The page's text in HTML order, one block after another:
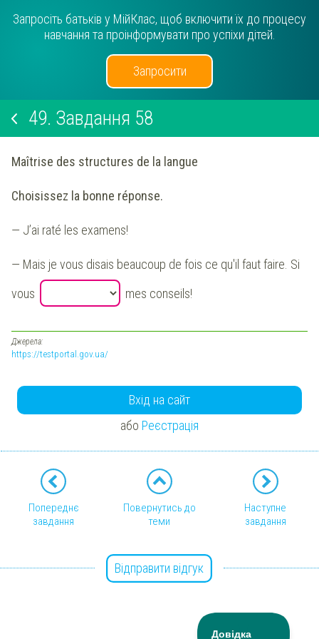
Запросіть батьків у МійКлас, щоб включити їх до процесу
навчання та проінформувати про успіхи дітей.
Запросити
49. Завдання 58
Maîtrise des structures de la langue
Choisissez la bonne réponse.
— J’ai raté les examens!
— Mais je vous disais beaucoup de fois ce qu'il faut faire. Si
vous
mes conseils!
Джерела:
https://testportal.gov.ua/
Вхід на сайт
або Реєстрація
Попереднє
завдання
Повернутись до
теми
Наступне
завдання
Відправити відгук